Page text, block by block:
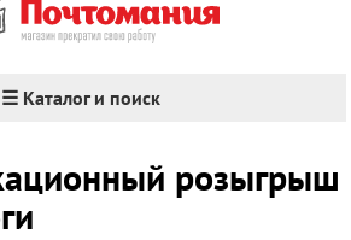
☰ Каталог и поиск
розыгрыш